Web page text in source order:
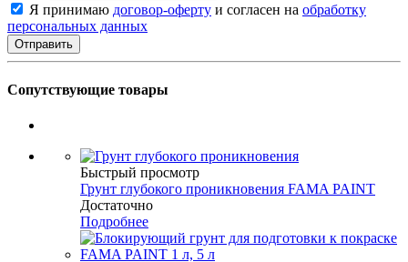
Я принимаю договор-оферту и согласен на обработку
персональных данных
Сопутствующие товары
Быстрый просмотр
Грунт глубокого проникновения FAMA PAINT
Достаточно
Подробнее